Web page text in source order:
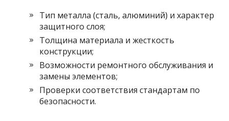
Тип металла (сталь, алюминий) и характер
защитного слоя;
Толщина материала и жесткость
конструкции;
Возможности ремонтного обслуживания и
замены элементов;
Проверки соответствия стандартам по
безопасности.